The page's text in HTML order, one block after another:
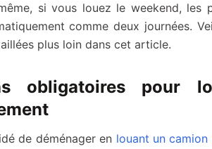
si vous louez le weekend,
comme deux journées.
plus loin dans cet article.
obligatoires pour
de déménager en louant un camion